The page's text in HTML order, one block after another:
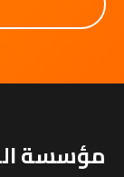
مؤسسة